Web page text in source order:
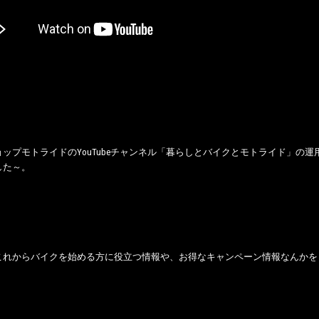
プモトライドのYouTubeチャンネル「暮らしとバイクとモトライド」の運
～。
れからバイクを始める方に役立つ情報や、お得なキャンペーン情報なんかを